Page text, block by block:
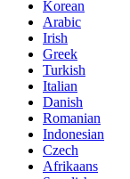
Korean
Arabic
Irish
Greek
Turkish
Italian
Danish
Romanian
Indonesian
Czech
Afrikaans